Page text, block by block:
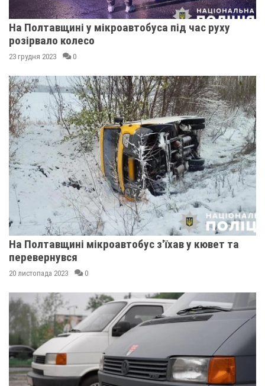
На Полтавщині у мікроавтобуса під час руху
розірвало колесо
23 грудня 2023 0
На Полтавщині мікроавтобус з'їхав у кювет та
перевернувся
20 листопада 2023 0